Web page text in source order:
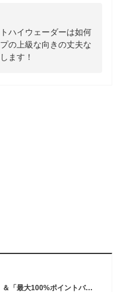
ハイウェーダーは如何
の上級な向きの丈夫な
ます！
【お得な併用可能★「5％OFFクーポン」＆「最大100%ポイントバック」★3/18】 【楽天1位】 ウェーダー チェストハイ フィッシングウェーダー チェストハイウェーダー ナイロンウェーダー ウエストハイ フィッシング 釣り 胸ポケット 胴付長靴 胴長 釣り 長靴 土木 防災 清掃